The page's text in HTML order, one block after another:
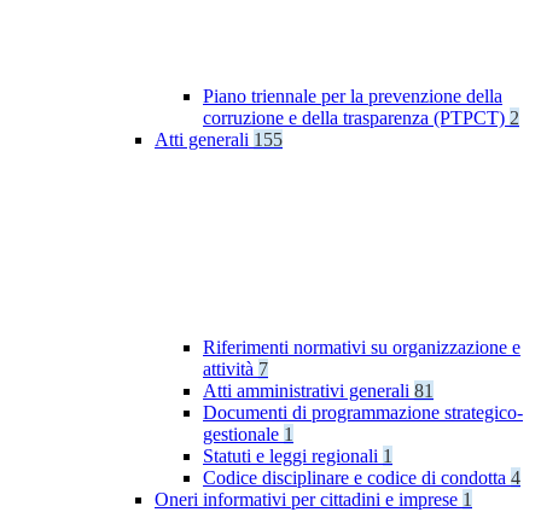
Piano triennale per la prevenzione della
corruzione e della trasparenza (PTPCT) 2
Atti generali 155
Riferimenti normativi su organizzazione e
attività 7
Atti amministrativi generali 81
Documenti di programmazione strategico-
gestionale 1
Statuti e leggi regionali 1
Codice disciplinare e codice di condotta 4
Oneri informativi per cittadini e imprese 1